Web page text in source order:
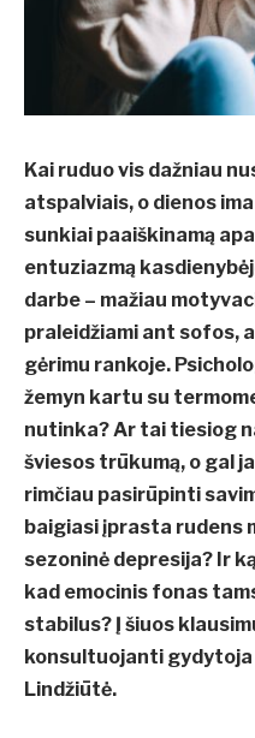
Kai ruduo vis dažniau
atspalviais, o dienos
sunkiai paaiškinamą
entuziazmą
darbe – mažiau
praleidžiami ant sofos,
gėrimu rankoje.
žemyn kartu su
nutinka? Ar tai tiesiog
šviesos trūkumą, o gal
rimčiau pasirūpinti
baigiasi įprasta rudens
sezoninė depresija? Ir
kad emocinis fonas
stabilus? Į šiuos
konsultuojanti
Lindžiūtė.